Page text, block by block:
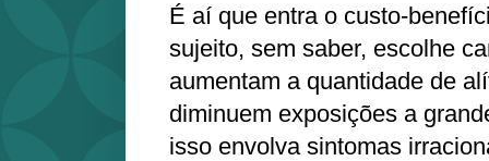
É aí que entra o
sujeito, sem saber, escolhe
aumentam a quantidade de
diminuem exposições a
isso envolva sintomas